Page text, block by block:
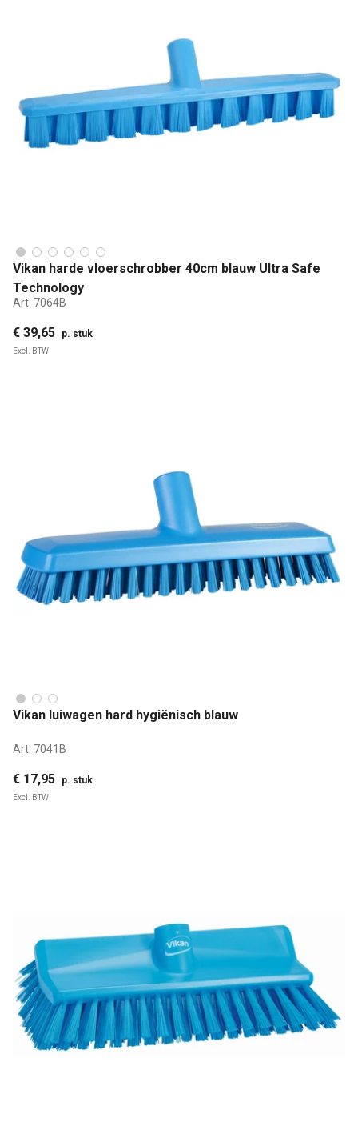
Vikan harde vloerschrobber 40cm blauw Ultra Safe
Technology
Art: 7064B
€ 39,65 p. stuk
Excl. BTW
Vikan luiwagen hard hygiënisch blauw
Art: 7041B
€ 17,95 p. stuk
Excl. BTW